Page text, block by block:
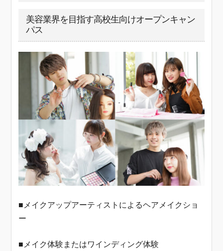
美容業界を目指す高校生向けオープンキャン
パス
■メイクアップアーティストによるヘアメイクショ
ー
■メイク体験またはワインディング体験